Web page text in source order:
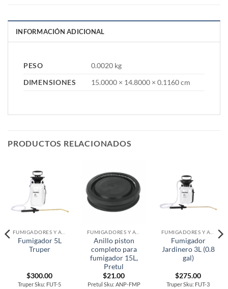
INFORMACIÓN ADICIONAL
PESO
0.0020 kg
DIMENSIONES
15.0000 × 14.8000 × 0.1160 cm
PRODUCTOS RELACIONADOS
Fumigador 5L
Truper
$300.00
Truper Sku: FUT-5
Anillo piston
completo para
fumigador 15L,
Pretul
$21.00
Pretul Sku: ANP-FMP
Fumigador
Jardinero 3L (0.8
gal)
$275.00
Truper Sku: FUT-3